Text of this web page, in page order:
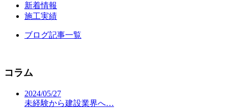
新着情報
施工実績
ブログ記事一覧
コラム
2024/05/27
未経験から建設業界へ…